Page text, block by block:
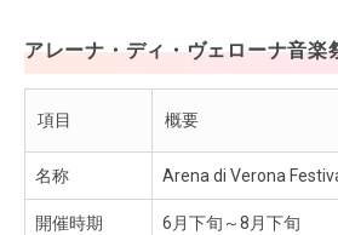
アレーナ・ディ・ヴェローナ音楽
項目 概要
名称 Arena di Verona
開催時期 6月下旬～8月下旬